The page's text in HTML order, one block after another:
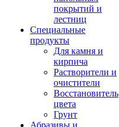
покрытий и
лестниц
Специальные
продукты
Для камня и
кирпича
Растворители и
очистители
Восстановитель
цвета
Грунт
Абразивы и